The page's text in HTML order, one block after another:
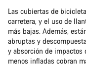
Las cubiertas de
carretera, y el uso de
más bajas. Además,
abruptas y
y absorción de impactos
menos infladas cobran